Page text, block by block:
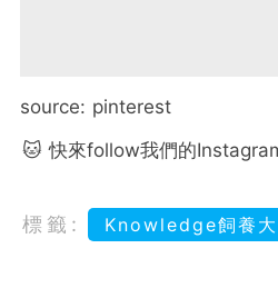
source: pinterest
🐱 快來follow我們的
標籤: Knowledge飼養大